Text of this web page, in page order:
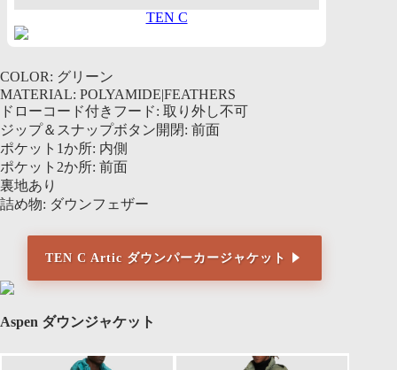
TEN C
COLOR: グリーン
MATERIAL: POLYAMIDE|FEATHERS
ドローコード付きフード: 取り外し不可
ジップ＆スナップボタン開閉: 前面
ポケット1か所: 内側
ポケット2か所: 前面
裏地あり
詰め物: ダウンフェザー
TEN C Artic ダウンパーカージャケット
Aspen ダウンジャケット